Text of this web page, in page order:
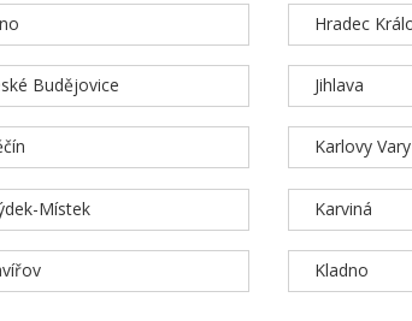
Budějovice
Místek
Hradec
Jihlava
Karlovy Vary
Karviná
Kladno